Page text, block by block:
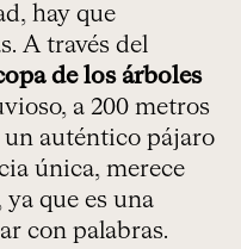
hay que
A través del
de los árboles
a 200 metros
un auténtico pájaro
única, merece
que es una
con palabras.